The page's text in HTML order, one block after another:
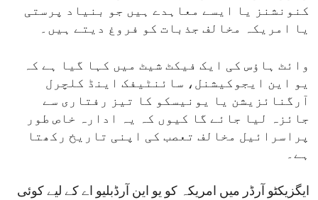
کنونشنز یا ایسے معاہدے ہیں جو بنیاد پرستی
یا امریکہ مخالف جذبات کو فروغ دیتے ہیں۔
وائٹ ہاؤس کی ایک فیکٹ شیٹ میں کہا گیا ہے کہ
یو این ایجوکیشنل، سائنٹیفک اینڈ کلچرل
آرگنائزیشن یا یونیسکو کا تیز رفتاری سے
جائزہ لیا جائے گا کیوں کہ یہ ادارہ خاص طور
پراسرائیل مخالف تعصب کی اپنی تاریخ رکھتا
ہے۔
ایگزیکٹو آرڈر میں امریکہ کو یو این آرڈبلیو اے کے لیے کوئی